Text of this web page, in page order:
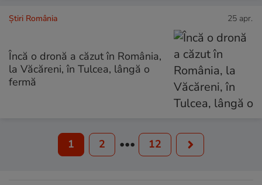
Știri România 25 apr.
Încă o dronă a căzut în România,
la Văcăreni, în Tulcea, lângă o
fermă
1 2 ••• 12